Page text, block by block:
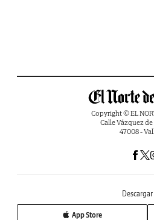
Copyright © EL
Calle Vázquez de
47008 -
App Store